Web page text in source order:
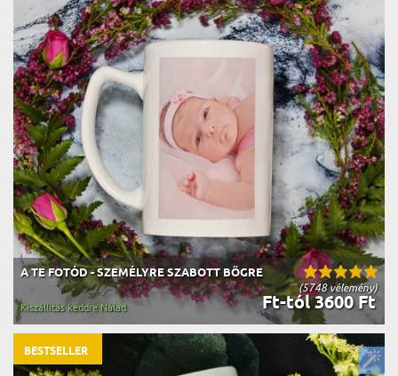
(5748 vélemény)
A TE FOTÓD - SZEMÉLYRE SZABOTT BÖGRE
Ft-tól 3600 Ft
Kiszállítás keddre Nálad
BESTSELLER